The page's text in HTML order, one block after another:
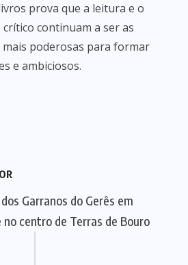
prova que a leitura e o
continuam a ser as
poderosas para formar
e ambiciosos.
Garranos do Gerês em
no centro de Terras de Bouro